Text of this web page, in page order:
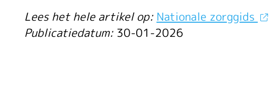
corona
Lees het hele artikel op: Nationale zorggids
Publicatiedatum: 30-01-2026